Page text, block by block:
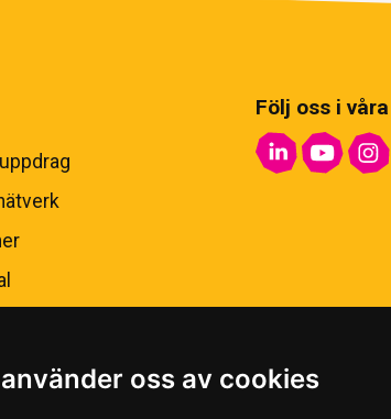
oss av cookies
Följ oss i